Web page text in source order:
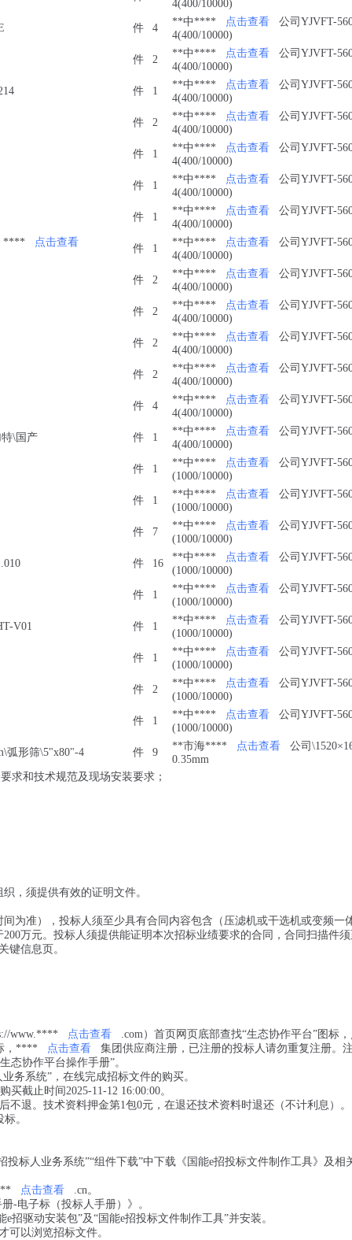
4(400/10000)
件 4
**中**** 点击查看
公司YJVFT-
4(400/10000)
件 2
**中**** 点击查看
公司YJVFT-
4(400/10000)
件 1
**中**** 点击查看
公司YJVFT-
4(400/10000)
件 2
**中**** 点击查看
公司YJVFT-
4(400/10000)
件 1
**中**** 点击查看
公司YJVFT-
4(400/10000)
件 1
**中**** 点击查看
公司YJVFT-
4(400/10000)
件 1
**中**** 点击查看
公司YJVFT-
4(400/10000)
****
点击查看
件 1
**中**** 点击查看
公司YJVFT-
4(400/10000)
件 2
**中**** 点击查看
公司YJVFT-
4(400/10000)
件 2
**中**** 点击查看
公司YJVFT-
4(400/10000)
件 2
**中**** 点击查看
公司YJVFT-
4(400/10000)
件 2
**中**** 点击查看
公司YJVFT-
4(400/10000)
件 4
**中**** 点击查看
公司YJVFT-
4(400/10000)
\国产 件 1
**中**** 点击查看
公司YJVFT-
4(400/10000)
件 1
**中**** 点击查看
公司YJVFT-
(1000/10000)
件 1
**中**** 点击查看
公司YJVFT-
(1000/10000)
件 7
**中**** 点击查看
公司YJVFT-
(1000/10000)
.010 件 16
**中**** 点击查看
公司YJVFT-
(1000/10000)
件 1
**中**** 点击查看
公司YJVFT-
(1000/10000)
V01 件 1
**中**** 点击查看
公司YJVFT-
(1000/10000)
件 1
**中**** 点击查看
公司YJVFT-
(1000/10000)
件 2
**中**** 点击查看
公司YJVFT-
(1000/10000)
件 1
**中**** 点击查看
公司YJVFT-
(1000/10000)
弧形筛\5"x80"-4 件 9
**市海**** 点击查看
公司
0.35mm
求和技术规范及现场安装要求；
，须提供有效的证明文件。
为准），投标人须至少具有合同内容包含（压滤机或干选机或变频一
万元。投标人须提供能证明本次招标业绩要求的合同，合同扫描件
键信息页。
www.**** 点击查看
.com）首页网页底部查找“生态协作平台”图标
，****
点击查看
集团供应商注册，已注册的投标人请勿重复注册。
协作平台操作手册”。
务系统”，在线完成招标文件的购买。
截止时间2025-11-12 16:00:00。
退。技术资料押金第1包0元，在退还技术资料时退还（不计利息）。
。
标人业务系统”“组件下载”中下载《国能e招投标文件制作工具》及相
点击查看
.cn。
-电子标（投标人手册）》。
招驱动安装包”及“国能e招投标文件制作工具”并安装。
可以浏览招标文件。